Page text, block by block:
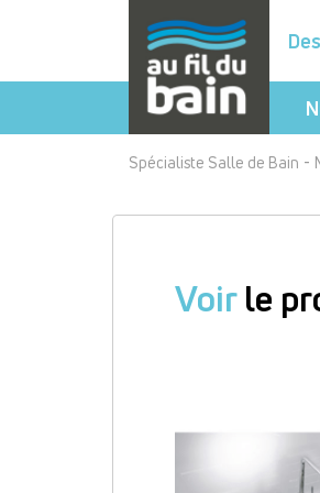
Spécialiste Salle de Bain -
Voirle